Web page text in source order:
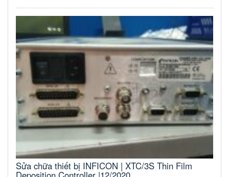
Sửa chữa thiết bị INFICON | XTC/3S Thin Film